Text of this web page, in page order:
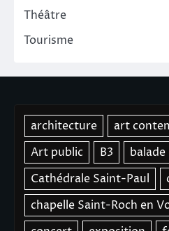
Théâtre
Tourisme